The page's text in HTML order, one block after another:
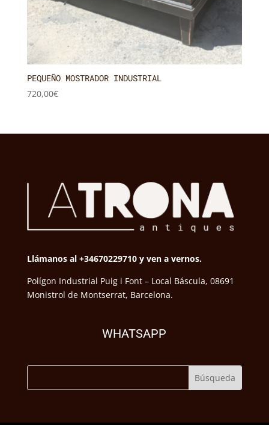
PEQUEÑO MOSTRADOR INDUSTRIAL
720,00€
Llámanos al +34670229710 y ven a vernos.
Polígon Industrial Puig i Font – Local Báscula, 08691
Monistrol de Montserrat, Barcelona.
WHATSAPP